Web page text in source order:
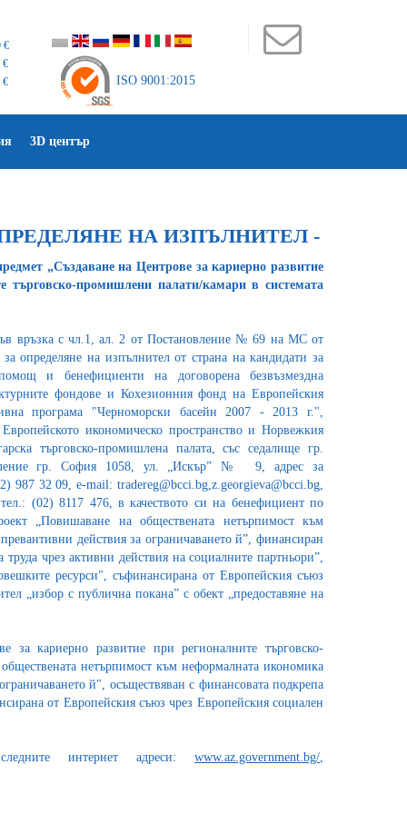
€
€
€
ISO 9001:2015
3D център
НА ИЗПЪЛНИТЕЛ -
„Създаване на Центрове за кариерно развитие
промишлени палати/камари в системата
връзка с чл.1, ал. 2 от Постановление № 69 на МС от
определяне на изпълнител от страна на кандидати за
и бенефициенти на договорена безвъзмездна
фондове и Кохезионния фонд на Европейския
програма "Черноморски басейн 2007 - 2013 г.",
икономическо пространство и Норвежкия
търговско-промишлена палата, със седалище гр.
гр. София 1058, ул. „Искър” № 9, адрес за
32 09, e-mail: tradereg@bcci.bg,z.georgieva@bcci.bg,
(02) 8117 476, в качеството си на бенефициент по
„Повишаване на обществената нетърпимост към
действия за ограничаването й”, финансиран
чрез активни действия на социалните партньори”,
ресурси", съфинансирана от Европейския съюз
„избор с публична покана” с обект „предоставяне на
кариерно развитие при регионалните търговско-
нетърпимост към неформалната икономика
й", осъществяван с финансовата подкрепа
от Европейския съюз чрез Европейския социален
интернет адреси: www.az.government.bg/,